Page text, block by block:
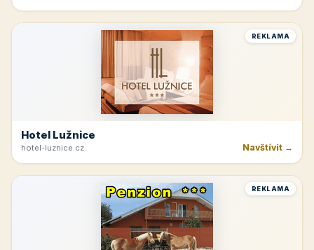
REKLAMA
Hotel Lužnice
hotel-luznice.cz Navštívit →
REKLAMA